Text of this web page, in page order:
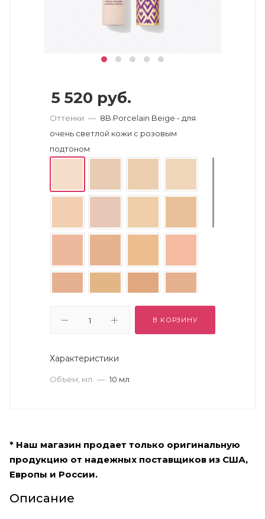
5 520 руб.
Оттенки — 8B Porcelain Beige - для
очень светлой кожи с розовым
подтоном
В КОРЗИНУ
Характеристики
Объем, мл — 10 мл
* Наш магазин продает только оригинальную
продукцию от надежных поставщиков из США,
Европы и России.
Описание